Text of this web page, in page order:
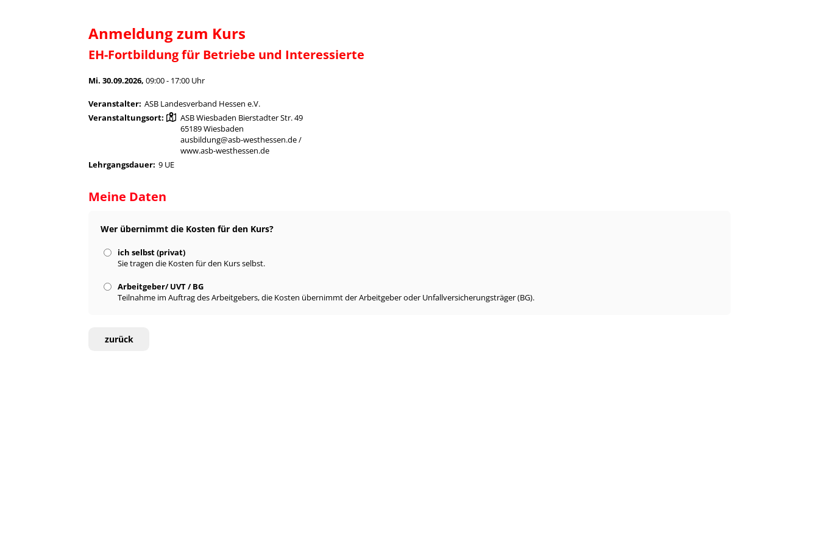
Anmeldung zum Kurs
EH-Fortbildung für Betriebe und Interessierte
Mi. 30.09.2026,09:00 - 17:00 Uhr
Veranstalter: ASB Landesverband Hessen e.V.
Veranstaltungsort:
ASB Wiesbaden Bierstadter Str. 49
65189 Wiesbaden
ausbildung@asb-westhessen.de /
www.asb-westhessen.de
Lehrgangsdauer: 9 UE
Meine Daten
Wer übernimmt die Kosten für den Kurs?
ich selbst (privat)
Sie tragen die Kosten für den Kurs selbst.
Arbeitgeber/ UVT / BG
Teilnahme im Auftrag des Arbeitgebers, die Kosten übernimmt der Arbeitgeber oder Unfallversicherungsträger (BG).
zurück